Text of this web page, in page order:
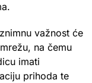
važnost će
na čemu
imati
prihoda te